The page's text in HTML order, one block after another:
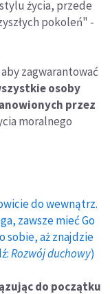
życia, przede
pokoleń" -
zagwarantować
osoby
przez
moralnego
do wewnątrz.
zawsze mieć Go
sobie, aż znajdzie
Rozwój duchowy)
do początku